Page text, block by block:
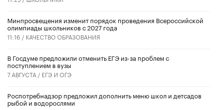
Минпросвещения изменит порядок проведения Всероссийской
олимпиады школьников с 2027 года
11:16 / КАЧЕСТВО ОБРАЗОВАНИЯ
В Госдуме предложили отменить ЕГЭ из-за проблем с
поступлением в вузы
7 АВГУСТА / ЕГЭ И ОГЭ
Роспотребнадзор предложил дополнить меню школ и детсадов
рыбой и водорослями